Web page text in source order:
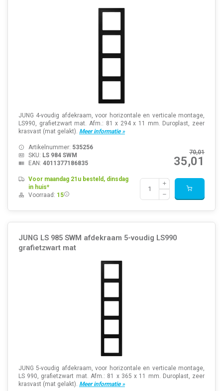
JUNG 4-voudig afdekraam, voor horizontale en verticale montage,
LS990, grafietzwart mat. Afm.: 81 x 294 x 11 mm. Duroplast, zeer
krasvast (mat gelakt). Meer informatie »
70,01
35,01
Artikelnummer: 535256
SKU: LS 984 SWM
EAN: 4011377186835
Voor maandag 21u besteld, dinsdag
in huis*
Voorraad: 15
JUNG LS 985 SWM afdekraam 5-voudig LS990
grafietzwart mat
JUNG 5-voudig afdekraam, voor horizontale en verticale montage,
LS 990, grafietzwart mat. Afm.: 81 x 365 x 11 mm. Duroplast, zeer
krasvast (mat gelakt). Meer informatie »